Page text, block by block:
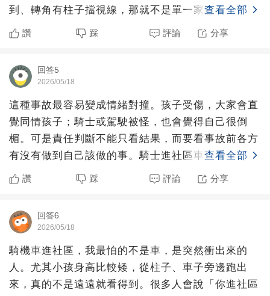
到、轉角有柱子擋視線，那就不是單一家庭的問題，
而是社區環境本來
查看全部
讚 踩 評論 分享
回答5
2026/05/18
這種事故最容易變成情緒對撞。孩子受傷，大家會直
覺同情孩子；騎士或駕駛被怪，也會覺得自己很倒
楣。可是責任判斷不能只看結果，而要看事故前各方
有沒有做到自己該做的事。騎士進社區車道，本來就
應該慢、應該注意轉
查看全部
讚 踩 評論 分享
回答6
2026/05/18
騎機車進社區，我最怕的不是車，是突然衝出來的
人。尤其小孩身高比較矮，從柱子、車子旁邊跑出
來，真的不是遠遠就看得到。很多人會說「你進社區